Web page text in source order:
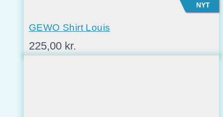
NYT
GEWO Shirt Louis
225,00 kr.